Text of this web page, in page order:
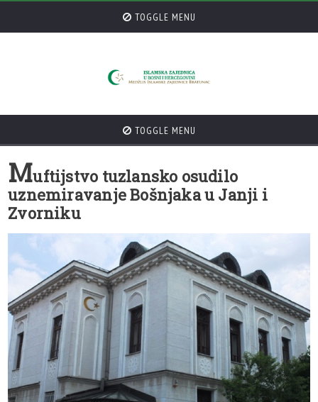
TOGGLE MENU
TOGGLE MENU
Muftijstvo tuzlansko osudilo
uznemiravanje Bošnjaka u Janji i
Zvorniku